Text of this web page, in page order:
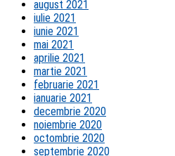
august 2021
iulie 2021
iunie 2021
mai 2021
aprilie 2021
martie 2021
februarie 2021
ianuarie 2021
decembrie 2020
noiembrie 2020
octombrie 2020
septembrie 2020